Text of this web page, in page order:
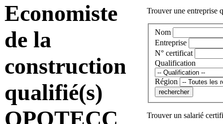
Economiste
de la
construction
qualifié(s)
Trouver une entreprise
Nom
Entreprise
N° certificat
Qualification
Région
Trouver un salarié